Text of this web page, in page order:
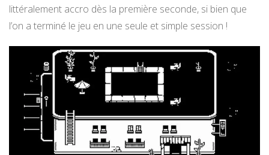
littéralement accro dès la première seconde, si bien que
l’on a terminé le jeu en une seule et simple session !